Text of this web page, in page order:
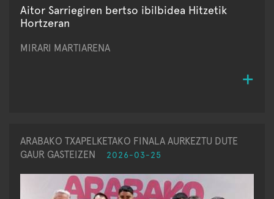
Aitor Sarriegiren bertso ibilbidea Hitzetik
Hortzeran
MIRARI MARTIARENA
ARABAKO TXAPELKETAKO FINALA AURKEZTU DUTE
GAUR GASTEIZEN
2026-03-25